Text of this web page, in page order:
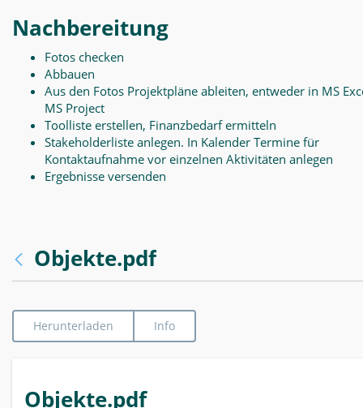
Nachbereitung
Fotos checken
Abbauen
Aus den Fotos Projektpläne ableiten, entweder in MS
MS Project
Toolliste erstellen, Finanzbedarf ermitteln
Stakeholderliste anlegen. In Kalender Termine für
Kontaktaufnahme vor einzelnen Aktivitäten anlegen
Ergebnisse versenden
Objekte.pdf
Herunterladen Info
Objekte.pdf